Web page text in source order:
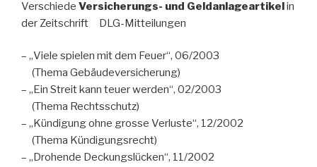
Verschiede Versicherungs- und Geldanlageartikelin
der Zeitschrift DLG-Mitteilungen
– „Viele spielen mit dem Feuer“, 06/2003
(Thema Gebäudeversicherung)
– „Ein Streit kann teuer werden“, 02/2003
(Thema Rechtsschutz)
– „Kündigung ohne grosse Verluste“, 12/2002
(Thema Kündigungsrecht)
– „Drohende Deckungslücken“, 11/2002